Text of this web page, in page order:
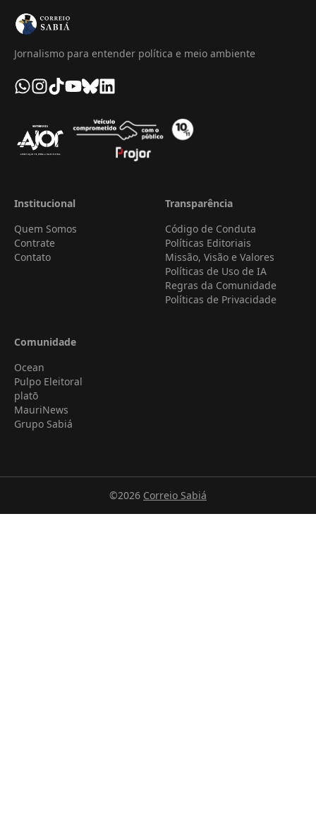
Jornalismo para entender política e meio ambiente
Institucional
Quem Somos
Contrate
Contato
Transparência
Código de Conduta
Políticas Editoriais
Missão, Visão e Valores
Políticas de Uso de IA
Regras da Comunidade
Políticas de Privacidade
Comunidade
Ocean
Pulpo Eleitoral
platō
MauriNews
Grupo Sabiá
©2026 Correio Sabiá